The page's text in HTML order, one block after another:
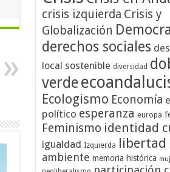
crisis izquierda Crisis y
Globalización
derechos sociales
local sostenible diversidad
verde
Ecologismo Economía
político esperanza europa
Feminismo identidad
igualdad Izquierda libertad
ambiente memoria histórica